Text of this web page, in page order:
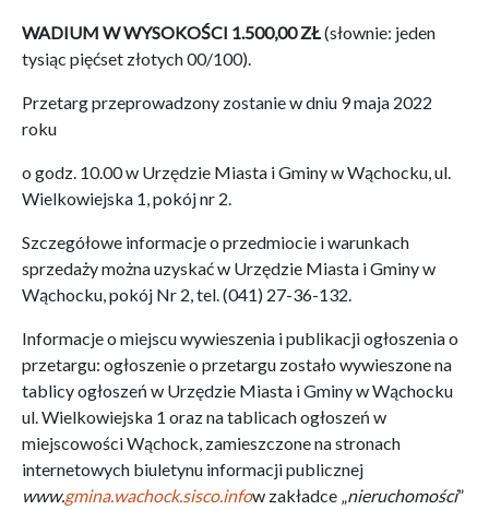
WADIUM W WYSOKOŚCI 1.500,00 ZŁ(słownie: jeden
tysiąc pięćset złotych 00/100).
Przetarg przeprowadzony zostanie w dniu 9 maja 2022
roku
o godz. 10.00 w Urzędzie Miasta i Gminy w Wąchocku, ul.
Wielkowiejska 1, pokój nr 2.
Szczegółowe informacje o przedmiocie i warunkach
sprzedaży można uzyskać w Urzędzie Miasta i Gminy w
Wąchocku, pokój Nr 2, tel. (041) 27-36-132.
Informacje o miejscu wywieszenia i publikacji ogłoszenia o
przetargu: ogłoszenie o przetargu zostało wywieszone na
tablicy ogłoszeń w Urzędzie Miasta i Gminy w Wąchocku
ul. Wielkowiejska 1 oraz na tablicach ogłoszeń w
miejscowości Wąchock, zamieszczone na stronach
internetowych biuletynu informacji publicznej
www.gmina.wachock.sisco.infow zakładce „nieruchomości”